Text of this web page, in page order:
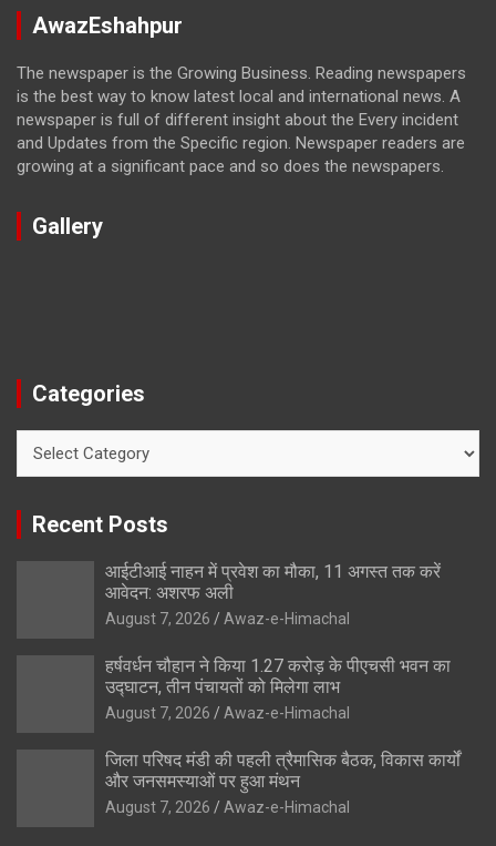
AwazEshahpur
The newspaper is the Growing Business. Reading newspapers
is the best way to know latest local and international news. A
newspaper is full of different insight about the Every incident
and Updates from the Specific region. Newspaper readers are
growing at a significant pace and so does the newspapers.
Gallery
Categories
Recent Posts
आईटीआई नाहन में प्रवेश का मौका, 11 अगस्त तक करें
आवेदन: अशरफ अली
August 7, 2026 Awaz-e-Himachal
हर्षवर्धन चौहान ने किया 1.27 करोड़ के पीएचसी भवन का
उद्घाटन, तीन पंचायतों को मिलेगा लाभ
August 7, 2026 Awaz-e-Himachal
जिला परिषद मंडी की पहली त्रैमासिक बैठक, विकास कार्यों
और जनसमस्याओं पर हुआ मंथन
August 7, 2026 Awaz-e-Himachal